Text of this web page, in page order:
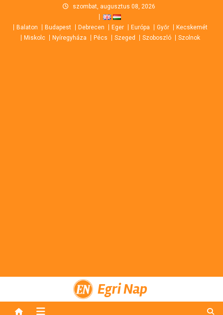
content
szombat, augusztus 08, 2026
Balaton Budapest Debrecen Eger Európa Győr
Kecskemét
Miskolc
Nyíregyháza Pécs Szeged Szoboszló Szolnok
Egri Nap